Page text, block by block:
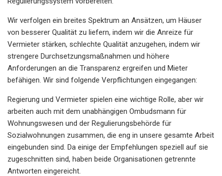
Wir verfolgen ein breites Spektrum an Ansätzen, um Häuser
von besserer Qualität zu liefern, indem wir die Anreize für
Vermieter stärken, schlechte Qualität anzugehen, indem wir
strengere Durchsetzungsmaßnahmen und höhere
Anforderungen an die Transparenz ergreifen und Mieter
befähigen. Wir sind folgende Verpflichtungen eingegangen:
Regierung und Vermieter spielen eine wichtige Rolle, aber wir
arbeiten auch mit dem unabhängigen Ombudsmann für
Wohnungswesen und der Regulierungsbehörde für
Sozialwohnungen zusammen, die eng in unsere gesamte Arbeit
eingebunden sind. Da einige der Empfehlungen speziell auf sie
zugeschnitten sind, haben beide Organisationen getrennte
Antworten eingereicht.